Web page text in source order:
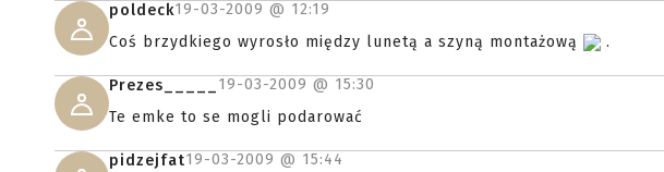
poldeck19-03-2009 @ 12:19
Coś brzydkiego wyrosło między lunetą a szyną montażową
.
Prezes_____ 19-03-2009 @ 15:30
Te emke to se mogli podarować
pidzejfat19-03-2009 @ 15:44